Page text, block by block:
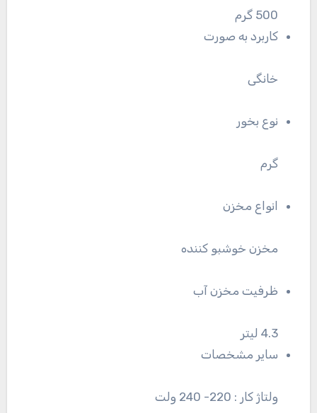
500 گرم
کاربرد به صورت
خانگی
نوع بخور
گرم
انواع مخزن
مخزن خوشبو کننده
ظرفیت مخزن آب
4.3 لیتر
سایر مشخصات
ولتاژ کار : 220- 240 ولت